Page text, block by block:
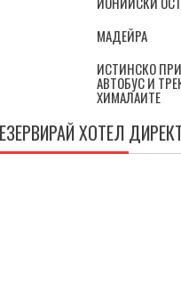
МАДЕЙРА
ИСТИНСКО
АВТОБУС И
ХИМАЛАИТЕ
ХОТЕЛ